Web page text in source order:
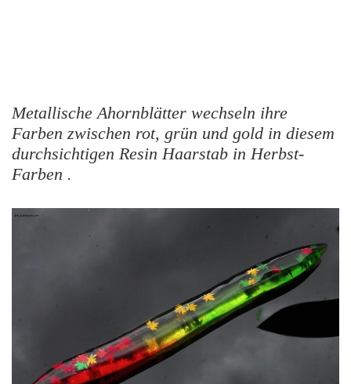
Metallische Ahornblätter wechseln ihre
Farben zwischen rot, grün und gold in diesem
durchsichtigen Resin Haarstab in Herbst-
Farben .